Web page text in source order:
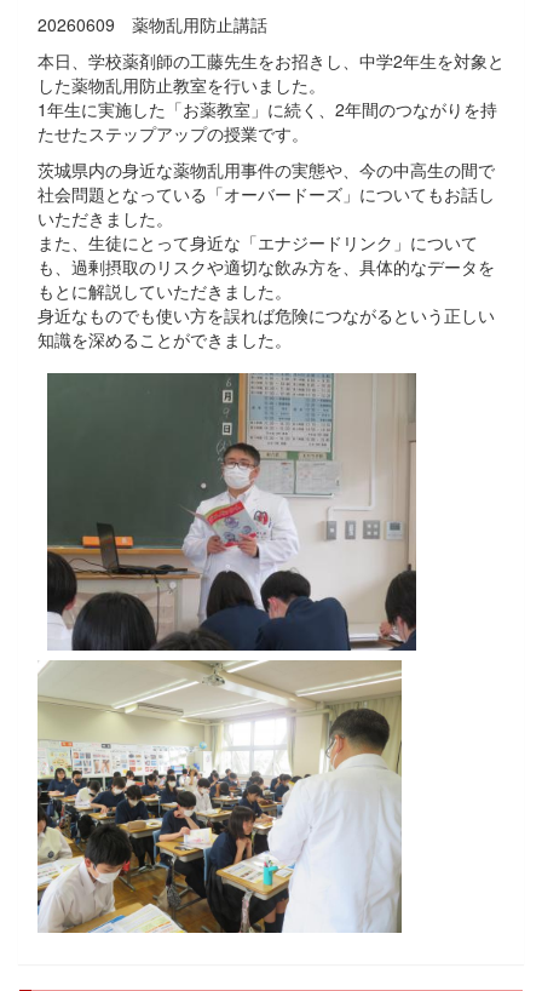
20260609 薬物乱用防止講話
本日、学校薬剤師の工藤先生をお招きし、中学2年生を対象と
した薬物乱用防止教室を行いました。
1年生に実施した「お薬教室」に続く、2年間のつながりを持
たせたステップアップの授業です。
茨城県内の身近な薬物乱用事件の実態や、今の中高生の間で
社会問題となっている「オーバードーズ」についてもお話し
いただきました。
また、生徒にとって身近な「エナジードリンク」について
も、過剰摂取のリスクや適切な飲み方を、具体的なデータを
もとに解説していただきました。
身近なものでも使い方を誤れば危険につながるという正しい
知識を深めることができました。